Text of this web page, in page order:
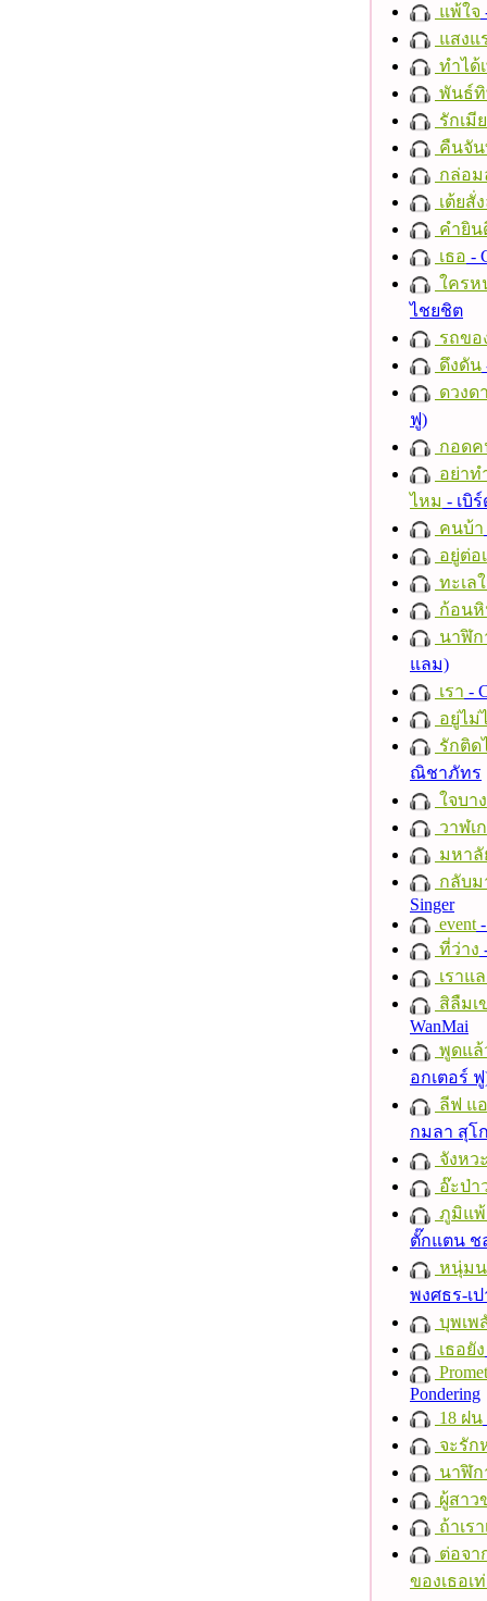
แพ้ใจ
แสงแ
ทำได้
พันธ์
รักเมี
คืนจั
กล่อม
เต้ยสั่
คำยิน
เธอ -
ใครห
ไชยชิต
รถขอ
ดึงดัน
ดวงด
ฟู)
กอดค
อย่าท
ไหม - เบิ
คนบ้า
อยู่ต่อ
ทะเล
ก้อน
นาฬิก
แลม)
เรา -
อยู่ไม่
รักติด
ณิชาภัทร
ใจบาง
วาฬเ
มหาลั
กลับม
Singer
event
ที่ว่าง
เราแ
สิลืมเ
WanMai
พูดแล้
อกเตอร์
ลีฟ แอ
กมลา สุโ
จังหว
อ๊ะป่า
ภูมิแพ้
ตั๊กแตน ช
หนุ่มน
พงศธร-เ
บุพเพ
เธอยัง
Pondering
18 ฝน
จะรัก
นาฬิก
ผู้สาว
ถ้าเร
ต่อจา
ของเธอเ